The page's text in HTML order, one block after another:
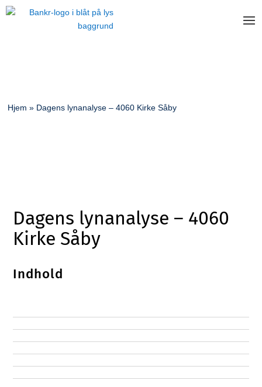
Hjem » Dagens lynanalyse – 4060 Kirke Såby
Dagens lynanalyse – 4060
Kirke Såby
Indhold